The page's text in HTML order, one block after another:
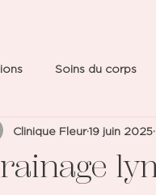
Soins du corps
Clinique Fleur 19 juin 2025